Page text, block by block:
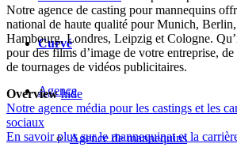
Curvé
Agence
Agence de mannequins
Notre agence de casting pour mannequins
national de haute qualité pour Munich,
Hambourg, Londres, Leipzig et Cologne.
pour des films d’image de votre entreprise, de
de tournages de vidéos publicitaires.
Overview hide
Notre agence média pour les castings et les
sociaux
En savoir plus sur le mannequinat et la